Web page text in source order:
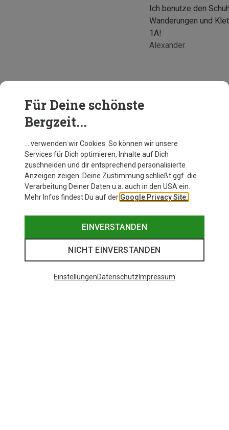
Alexander
Ich benutze den
Wanderungen und
1A!
Für Deine schönste
Bergzeit...
… verwenden wir Cookies. So können wir unsere
Services für Dich optimieren, Inhalte auf Dich
zuschneiden und dir entsprechend personalisierte
Anzeigen zeigen. Deine Zustimmung schließt ggf. die
Verarbeitung Deiner Daten u.a. auch in den USA ein.
Mehr Infos findest Du auf der Google Privacy Site.
EINVERSTANDEN
NICHT EINVERSTANDEN
EinstellungenDatenschutz Impressum